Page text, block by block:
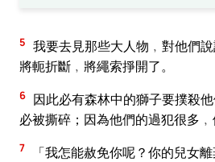
5 我要去見那些大人物﹐對他們
將軛折斷﹐將繩索掙開了。
6 因此必有森林中的獅子要撲殺
必被撕碎；因為他們的過犯很多
7
「我怎能赦免你呢？你的兒女